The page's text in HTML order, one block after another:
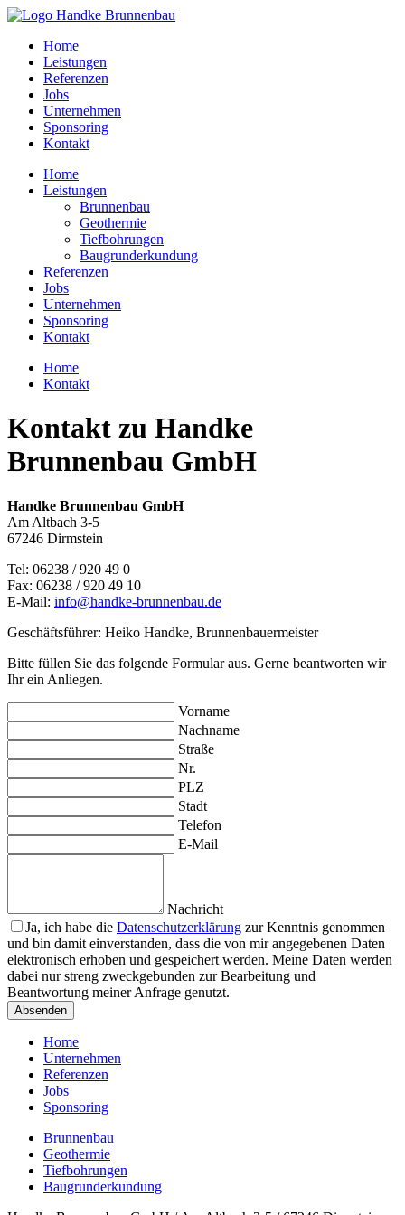
Home
Leistungen
Referenzen
Jobs
Unternehmen
Sponsoring
Kontakt
Home
Leistungen
Brunnenbau
Geothermie
Tiefbohrungen
Baugrunderkundung
Referenzen
Jobs
Unternehmen
Sponsoring
Kontakt
Home
Kontakt
Kontakt zu Handke
Brunnenbau GmbH
Handke Brunnenbau GmbH
Am Altbach 3-5
67246 Dirmstein
Tel: 06238 / 920 49 0
Fax: 06238 / 920 49 10
E-Mail: info@handke-brunnenbau.de
Geschäftsführer: Heiko Handke, Brunnenbauermeister
Bitte füllen Sie das folgende Formular aus. Gerne beantworten wir
Ihr ein Anliegen.
Vorname
Nachname
Straße
Nr.
PLZ
Stadt
Telefon
E-Mail
Nachricht
Ja, ich habe die Datenschutzerklärung zur Kenntnis genommen
und bin damit einverstanden, dass die von mir angegebenen Daten
elektronisch erhoben und gespeichert werden. Meine Daten werden
dabei nur streng zweckgebunden zur Bearbeitung und
Beantwortung meiner Anfrage genutzt.
Bitte nicht ausfüllen.
Absenden
Home
Unternehmen
Referenzen
Jobs
Sponsoring
Brunnenbau
Geothermie
Tiefbohrungen
Baugrunderkundung